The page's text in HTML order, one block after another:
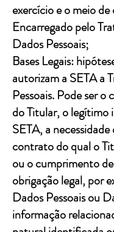
exercício e o meio
Encarregado pelo
Dados Pessoais;
Bases Legais:
autorizam a SETA a
Pessoais. Pode ser
do Titular, o legítimo
SETA, a
contrato do qual o
ou o cumprimento
obrigação legal, por
Dados Pessoais ou
informação